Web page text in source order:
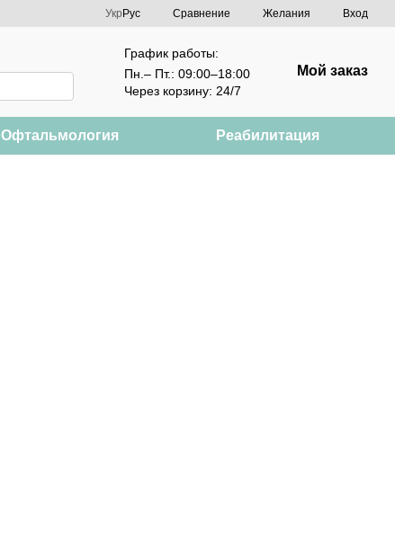
Укр Рус Сравнение Желания Вход
График работы:
Пн.– Пт.: 09:00–18:00
Через корзину: 24/7
Мой заказ
Офтальмология Реабилитация